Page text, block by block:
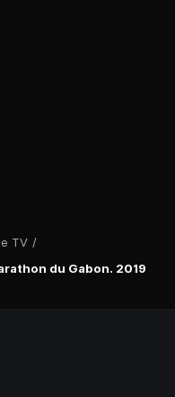
TV /
du Gabon. 2019